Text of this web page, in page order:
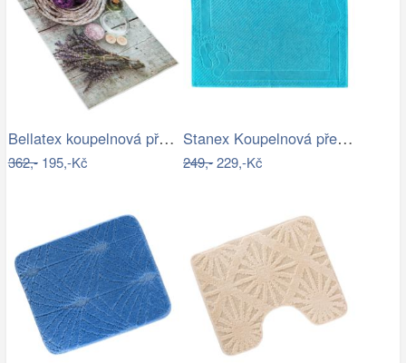
Bellatex koupelnová předložka 3D tisk…
362,-195,-Kč
Stanex Koupelnová předložka Mexico…
249,-229,-Kč